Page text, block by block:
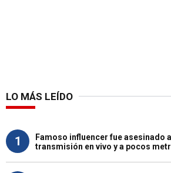
LO MÁS LEÍDO
1
Famoso influencer fue asesinado
transmisión en vivo y a pocos